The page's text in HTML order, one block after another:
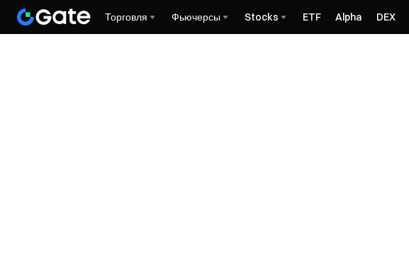
Торговля Фьючерсы Stocks ETF Alpha DEX